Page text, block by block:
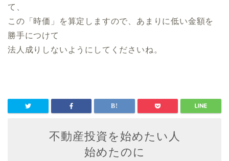
て、
この「時価」を算定しますので、あまりに低い金額を
勝手につけて
法人成りしないようにしてくださいね。
不動産投資を始めたい人
始めたのに